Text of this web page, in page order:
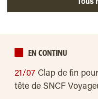
EN CONTINU
21/07 Clap de fin
tête de SNCF